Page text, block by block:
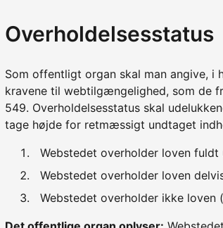
Overholdelsesstatus
Som offentligt organ skal man angive, i
kravene til webtilgængelighed, som de
549. Overholdelsesstatus skal
tage højde for retmæssigt undtaget
Webstedet overholder loven fuldt
Webstedet overholder loven
Webstedet overholder ikke loven